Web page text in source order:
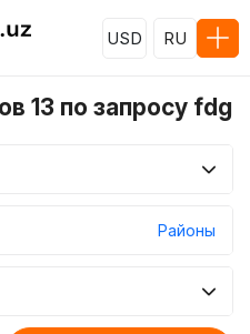
USD RU
13 по запросу fdg
Районы